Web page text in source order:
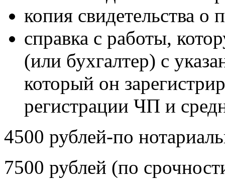
копия свидетельства о
справка с работы,
(или бухгалтер) с
который он
регистрации ЧП и
4500 рублей-по
7500 рублей (по